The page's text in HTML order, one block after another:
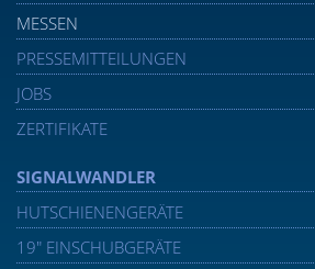
MESSEN
PRESSEMITTEILUNGEN
JOBS
ZERTIFIKATE
SIGNALWANDLER
HUTSCHIENENGERÄTE
19″ EINSCHUBGERÄTE